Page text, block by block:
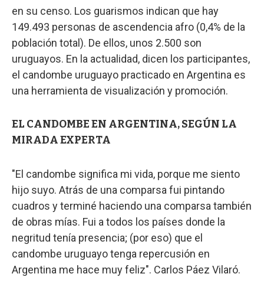
en su censo. Los guarismos indican que hay
149.493 personas de ascendencia afro (0,4% de la
población total). De ellos, unos 2.500 son
uruguayos. En la actualidad, dicen los participantes,
el candombe uruguayo practicado en Argentina es
una herramienta de visualización y promoción.
EL CANDOMBE EN ARGENTINA, SEGÚN LA
MIRADA EXPERTA
"El candombe significa mi vida, porque me siento
hijo suyo. Atrás de una comparsa fui pintando
cuadros y terminé haciendo una comparsa también
de obras mías. Fui a todos los países donde la
negritud tenía presencia; (por eso) que el
candombe uruguayo tenga repercusión en
Argentina me hace muy feliz". Carlos Páez Vilaró.